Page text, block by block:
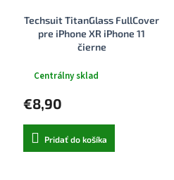
Techsuit TitanGlass FullCover
pre iPhone XR iPhone 11
čierne
Centrálny sklad
€8,90
Pridať do košíka